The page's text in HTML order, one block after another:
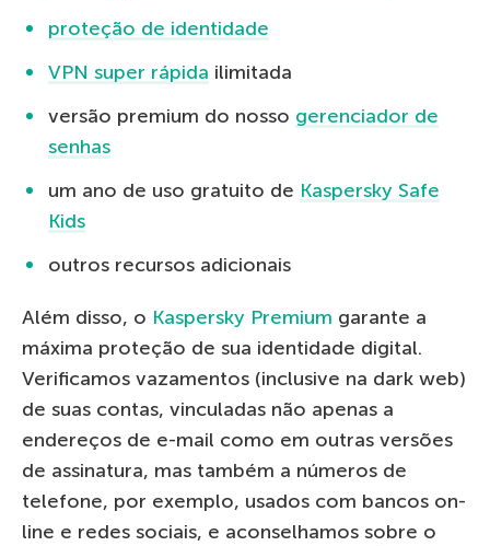
proteção de identidade
VPN super rápida ilimitada
versão premium do nosso gerenciador de
senhas
um ano de uso gratuito de Kaspersky Safe
Kids
outros recursos adicionais
Além disso, o Kaspersky Premium garante a
máxima proteção de sua identidade digital.
Verificamos vazamentos (inclusive na dark web)
de suas contas, vinculadas não apenas a
endereços de e-mail como em outras versões
de assinatura, mas também a números de
telefone, por exemplo, usados com bancos on-
line e redes sociais, e aconselhamos sobre o